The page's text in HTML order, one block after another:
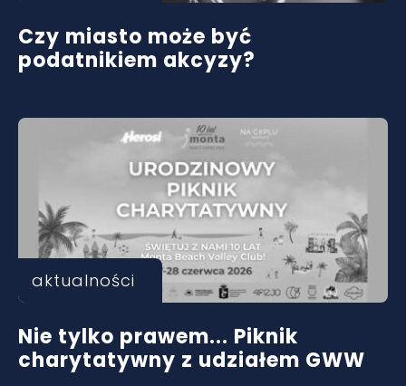
Czy miasto może być
podatnikiem akcyzy?
aktualności
Nie tylko prawem... Piknik
charytatywny z udziałem GWW